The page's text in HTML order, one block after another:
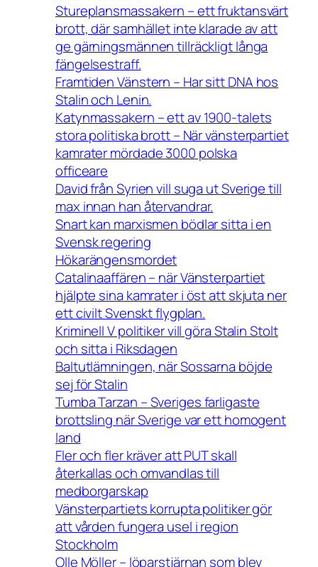
Stureplansmassakern – ett fruktansvärt
brott, där samhället inte klarade av att
ge gärningsmännen tillräckligt långa
fängelsestraff.
Framtiden Vänstern – Har sitt DNA hos
Stalin och Lenin.
Katynmassakern – ett av 1900-talets
stora politiska brott – När vänsterpartiet
kamrater mördade 3000 polska
officeare
David från Syrien vill suga ut Sverige till
max innan han återvandrar.
Snart kan marxismen bödlar sitta i en
Svensk regering
Hökarängensmordet
Catalinaaffären – när Vänsterpartiet
hjälpte sina kamrater i öst att skjuta ner
ett civilt Svenskt flygplan.
Kriminell V politiker vill göra Stalin Stolt
och sitta i Riksdagen
Baltutlämningen, när Sossarna böjde
sej för Stalin
Tumba Tarzan – Sveriges farligaste
brottsling när Sverige var ett homogent
land
Fler och fler kräver att PUT skall
återkallas och omvandlas till
medborgarskap
Vänsterpartiets korrupta politiker gör
att vården fungera usel i region
Stockholm
Olle Möller – löparstjärnan som blev